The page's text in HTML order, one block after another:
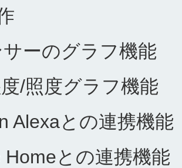
サーのグラフ機能
度/照度グラフ機能
Alexaとの連携機能
Homeとの連携機能